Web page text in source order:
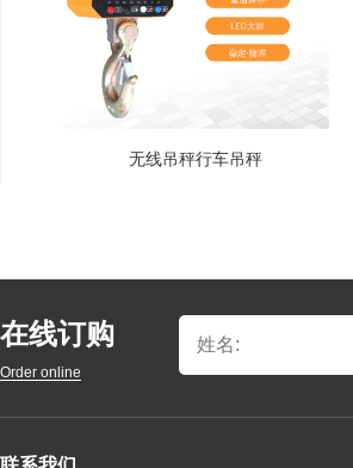
无线吊秤行车吊秤
在线订购
Order online